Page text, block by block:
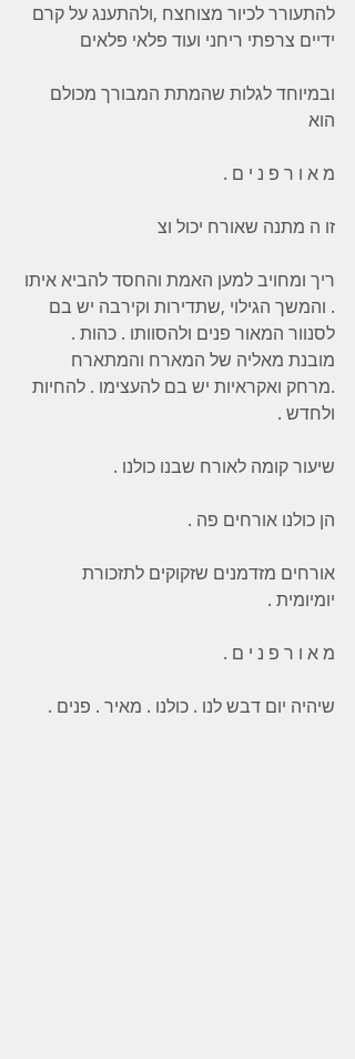
להתעורר לכיור מצוחצח ,ולהתענג על קרם
ידיים צרפתי ריחני ועוד פלאי פלאים
ובמיוחד לגלות שהמתת המבורך מכולם
הוא
מ א ו ר פ נ י ם .
זו ה מתנה שאורח יכול וצ
ריך ומחויב למען האמת והחסד להביא איתו
. והמשך הגילוי ,שתדירות וקירבה יש בם
לסנוור המאור פנים ולהסוותו . כהות .
מובנת מאליה של המארח והמתארח
.מרחק ואקראיות יש בם להעצימו . להחיות
ולחדש .
שיעור קומה לאורח שבנו כולנו .
הן כולנו אורחים פה .
אורחים מזדמנים שזקוקים לתזכורת
יומיומית .
מ א ו ר פ נ י ם .
שיהיה יום דבש לנו . כולנו . מאיר . פנים .